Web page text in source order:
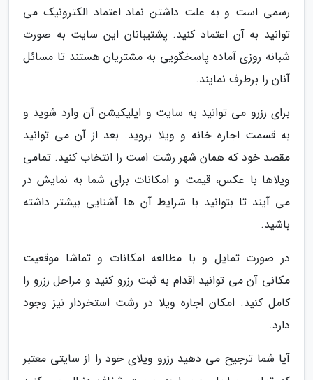
رسمی است و به علت داشتن نماد اعتماد الکترونیک می
توانید به آن اعتماد کنید. پشتیبانان این سایت به صورت
شبانه روزی آماده پاسخگویی به مشتریان هستند تا مسائل
آنان را برطرف نمایند.
برای رزرو می توانید به سایت و اپلیکیشن آن وارد شوید و
به قسمت اجاره خانه و ویلا بروید. بعد از آن می توانید
مقصد خود که همان شهر رشت است را انتخاب کنید. تمامی
ویلاها با عکس، قیمت و امکانات برای شما به نمایش در
می آیند تا بتوانید با شرایط آن ها آشنایی بیشتر داشته
باشید.
در صورت تمایل و با مطالعه امکانات و تماشا موقعیت
مکانی آن می توانید اقدام به ثبت رزرو کنید و مراحل رزرو را
کامل کنید. امکان اجاره ویلا در رشت استخردار نیز وجود
دارد.
آیا شما ترجیح می دهید رزرو ویلای خود را از سایتی معتبر